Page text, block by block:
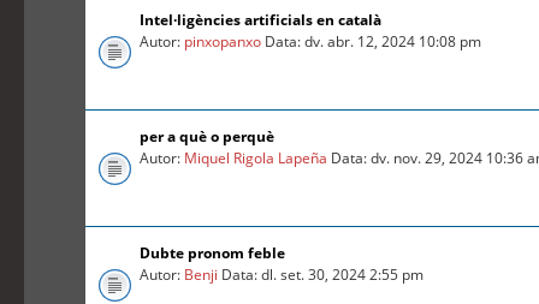
Intel·ligències artificials en català
Autor: pinxopanxo Data: dv. abr. 12, 2024 10:08 pm
per a què o perquè
Autor: Miquel Rigola Lapeña Data: dv. nov. 29, 2024 10:36
Dubte pronom feble
Autor: Benji Data: dl. set. 30, 2024 2:55 pm